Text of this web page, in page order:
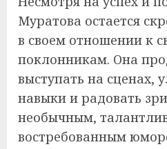
Муратова остается
в своем отношении к
поклонникам. Она
выступать на сценах,
навыки и радовать
необычным,
востребованным